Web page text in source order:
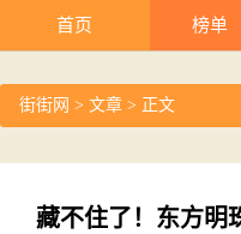
首页 榜单
街街网 > 文章 > 正文
藏不住了！东方明